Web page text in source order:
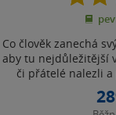
Co člověk zanechá
aby tu nejdůležitější
či přátelé nalezli a